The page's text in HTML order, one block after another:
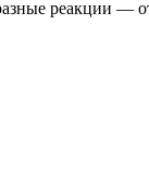
реакции —